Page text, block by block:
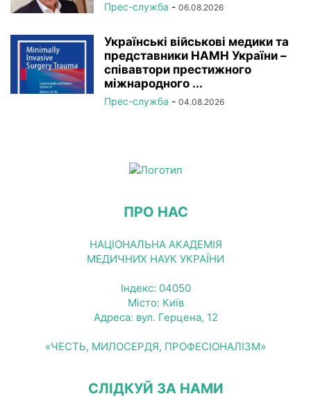
Прес-служба - 06.08.2026
Українські військові медики та
представники НАМН України –
співавтори престижного
міжнародного ...
Прес-служба - 04.08.2026
ПРО НАС
НАЦІОНАЛЬНА АКАДЕМІЯ
МЕДИЧНИХ НАУК УКРАЇНИ
Індекс: 04050
Місто: Київ
Адреса: вул. Герцена, 12
«ЧЕСТЬ, МИЛОСЕРДЯ, ПРОФЕСІОНАЛІЗМ»
СЛІДКУЙ ЗА НАМИ